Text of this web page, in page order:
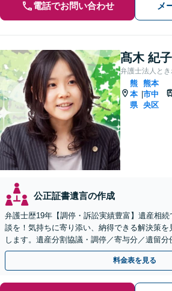
電話でお問い合わせ メ
髙木 紀子
弁護士法人と
熊
本
県
熊本
市中
央区
公正証書遺言の作成
弁護士歴19年【調停・訴訟実績豊富】遺産相
談を！気持ちに寄り添い、納得できる解決策を
します。遺産分割協議・調停／寄与分／遺留分
可】【初回相談無料】【オンライン相談可】
料金表を見る